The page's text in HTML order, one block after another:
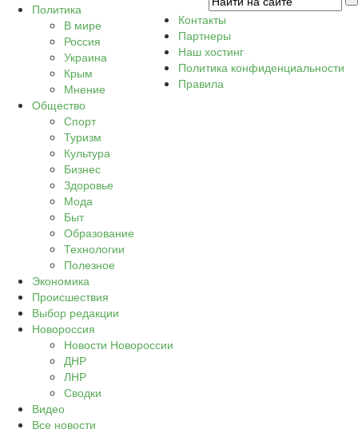
Политика
В мире
Россия
Украина
Крым
Мнение
Общество
Спорт
Туризм
Культура
Бизнес
Здоровье
Мода
Быт
Образование
Технологии
Полезное
Экономика
Происшествия
Выбор редакции
Новороссия
Новости Новороссии
ДНР
ЛНР
Сводки
Видео
Все новости
Контакты
Партнеры
Наш хостинг
Политика конфиденциальности
Правила